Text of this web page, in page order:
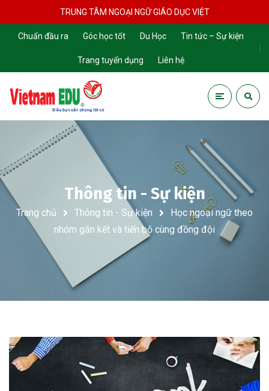
TRUNG TÂM NGOẠI NGỮ GIÁO DỤC VIỆT
Chuẩn đầu ra Góc học tốt Du Học Tin tức – Sự kiện
Trang tuyển dụng Liên hệ
Thông tin - Sự kiện
Trang chủ Thông tin - Sự kiện
Học ngoại ngữ theo
nhóm gắn kết và tiến bộ cùng đồng đội